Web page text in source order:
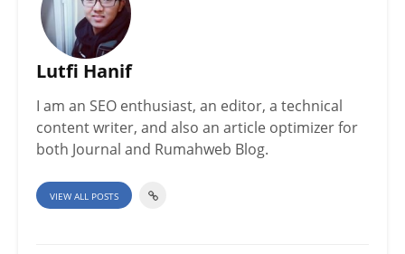
Lutfi Hanif
I am an SEO enthusiast, an editor, a technical
content writer, and also an article optimizer for
both Journal and Rumahweb Blog.
VIEW ALL POSTS